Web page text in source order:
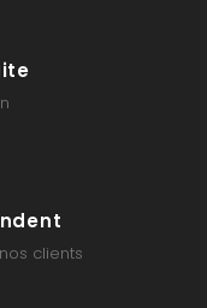
clients